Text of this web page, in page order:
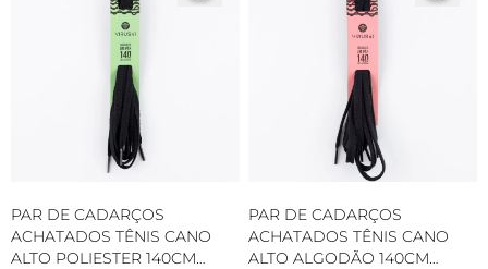
PAR DE CADARÇOS
ACHATADOS TÊNIS CANO
ALTO POLIESTER 140CM
PAR DE CADARÇOS
ACHATADOS TÊNIS CANO
ALTO ALGODÃO 140CM